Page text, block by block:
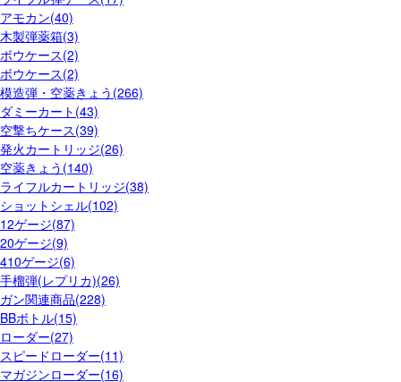
アモカン(40)
木製弾薬箱(3)
ボウケース(2)
ボウケース(2)
模造弾・空薬きょう(266)
ダミーカート(43)
空撃ちケース(39)
発火カートリッジ(26)
空薬きょう(140)
ライフルカートリッジ(38)
ショットシェル(102)
12ゲージ(87)
20ゲージ(9)
410ゲージ(6)
手榴弾(レプリカ)(26)
ガン関連商品(228)
BBボトル(15)
ローダー(27)
スピードローダー(11)
マガジンローダー(16)